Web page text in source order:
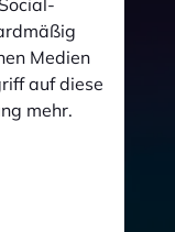
Medien
auf diese
mehr.